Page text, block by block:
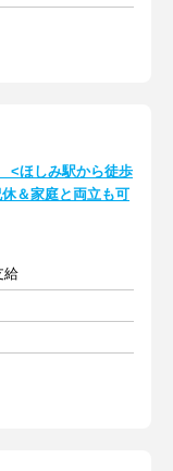
<ほしみ駅から徒歩
＆家庭と両立も可
給